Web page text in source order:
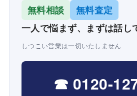
無料相談
無料査定
一人で悩まず、まずは話し
しつこい営業は一切いたしません
☎ 0120-